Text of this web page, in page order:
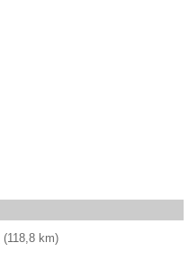
(118,8 km)